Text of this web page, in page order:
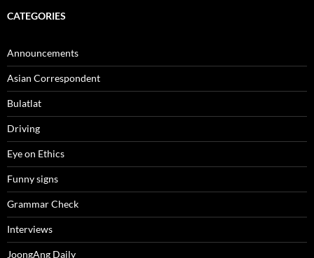
CATEGORIES
Announcements
Asian Correspondent
Bulatlat
Driving
Eye on Ethics
Funny signs
Grammar Check
Interviews
JoongAng Daily